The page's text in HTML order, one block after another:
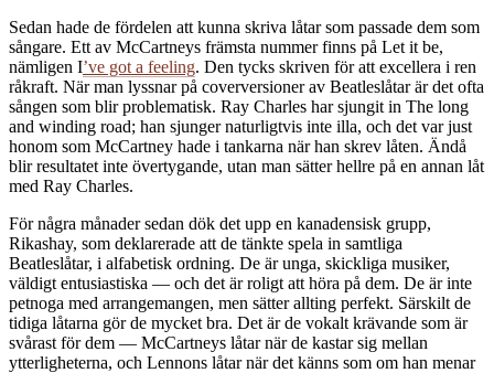
Sedan hade de fördelen att kunna skriva låtar som passade dem som
sångare. Ett av McCartneys främsta nummer finns på Let it be,
nämligen I’ve got a feeling. Den tycks skriven för att excellera i ren
råkraft. När man lyssnar på coverversioner av Beatleslåtar är det ofta
sången som blir problematisk. Ray Charles har sjungit in The long
and winding road; han sjunger naturligtvis inte illa, och det var just
honom som McCartney hade i tankarna när han skrev låten. Ändå
blir resultatet inte övertygande, utan man sätter hellre på en annan låt
med Ray Charles.
För några månader sedan dök det upp en kanadensisk grupp,
Rikashay, som deklarerade att de tänkte spela in samtliga
Beatleslåtar, i alfabetisk ordning. De är unga, skickliga musiker,
väldigt entusiastiska — och det är roligt att höra på dem. De är inte
petnoga med arrangemangen, men sätter allting perfekt. Särskilt de
tidiga låtarna gör de mycket bra. Det är de vokalt krävande som är
svårast för dem — McCartneys låtar när de kastar sig mellan
ytterligheterna, och Lennons låtar när det känns som om han menar